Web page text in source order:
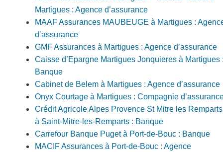
Martigues : Agence d’assurance
MAAF Assurances MAUBEUGE à Martigues :
d’assurance
GMF Assurances à Martigues : Agence d’assurance
Caisse d’Epargne Martigues Jonquieres à Martigues
Banque
Cabinet de Belem à Martigues : Agence d’assurance
Onyx Courtage à Martigues : Compagnie
Crédit Agricole Alpes Provence St Mitre les Remparts
à Saint-Mitre-les-Remparts : Banque
Carrefour Banque Puget à Port-de-Bouc : Banque
MACIF Assurances à Port-de-Bouc : Agence